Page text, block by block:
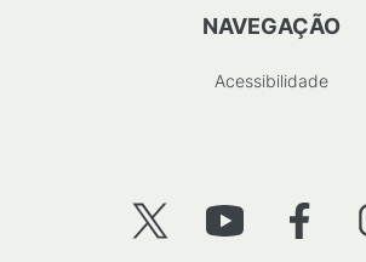
NAVEGAÇÃO
Acessibilidade